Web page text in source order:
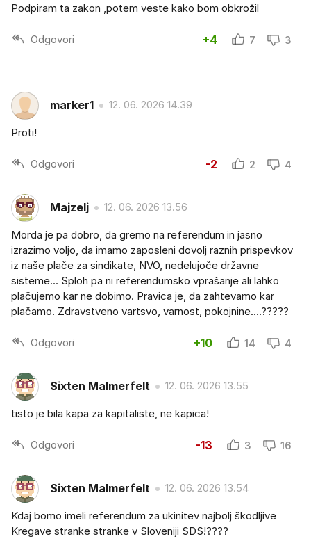
Podpiram ta zakon ,potem veste kako bom obkrožil
Odgovori +4 7 3
marker1 12. 06. 2026 14.39
Proti!
Odgovori -2 2 4
Majzelj 12. 06. 2026 13.56
Morda je pa dobro, da gremo na referendum in jasno
izrazimo voljo, da imamo zaposleni dovolj raznih prispevkov
iz naše plače za sindikate, NVO, nedelujoče državne
sisteme... Sploh pa ni referendumsko vprašanje ali lahko
plačujemo kar ne dobimo. Pravica je, da zahtevamo kar
plačamo. Zdravstveno vartsvo, varnost, pokojnine....?????
Odgovori +10 14 4
Sixten Malmerfelt 12. 06. 2026 13.55
tisto je bila kapa za kapitaliste, ne kapica!
Odgovori -13 3 16
Sixten Malmerfelt 12. 06. 2026 13.54
Kdaj bomo imeli referendum za ukinitev najbolj škodljive
Kregave stranke stranke v Sloveniji SDS!????